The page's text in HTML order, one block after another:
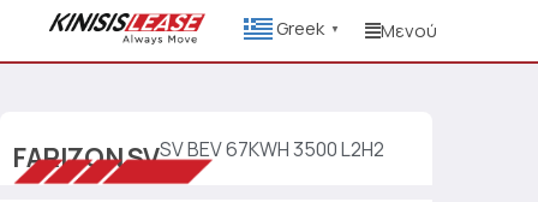
Greek ▼ Μενού
FARIZONSVSV BEV 67KWH 3500 L2H2